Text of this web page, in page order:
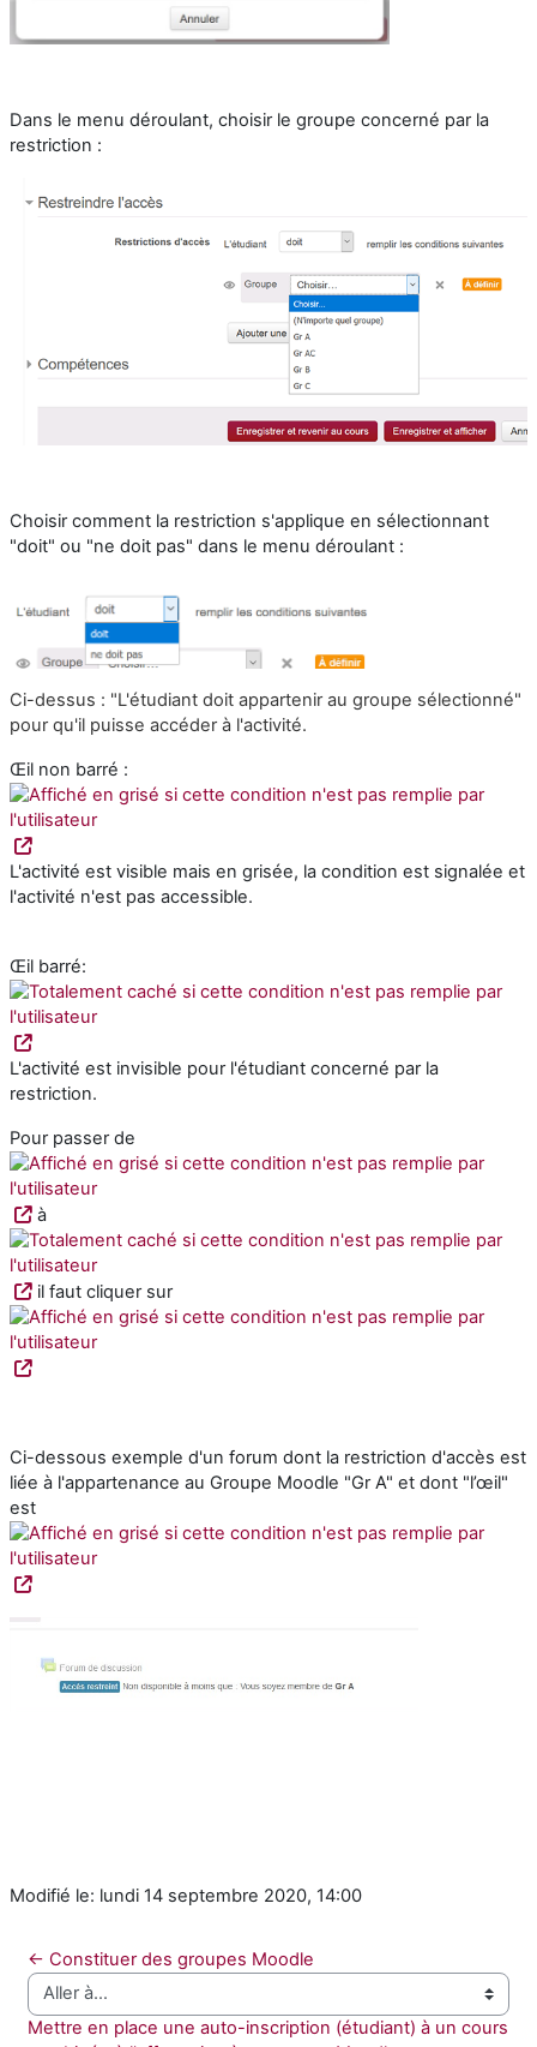
Dans le menu déroulant, choisir le groupe concerné par la
restriction :
Choisir comment la restriction s'applique en sélectionnant
"doit" ou "ne doit pas" dans le menu déroulant :
Ci-dessus : "L'étudiant doit appartenir au groupe sélectionné"
pour qu'il puisse accéder à l'activité.
Œil non barré :
L'activité est visible mais en grisée, la condition est signalée et
l'activité n'est pas accessible.
Œil barré:
L'activité est invisible pour l'étudiant concerné par la
restriction.
Pour passer de
à
il faut cliquer sur
Ci-dessous exemple d'un forum dont la restriction d'accès est
liée à l'appartenance au Groupe Moodle "Gr A" et dont "l’œil"
est
Modifié le: lundi 14 septembre 2020, 14:00
← Constituer des groupes Moodle
Aller à…
Mettre en place une auto-inscription (étudiant) à un cours